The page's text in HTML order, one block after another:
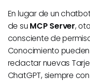
En lugar de un
de su MCP Server,
consciente de
Conocimiento
redactar nuevas
ChatGPT, siempre